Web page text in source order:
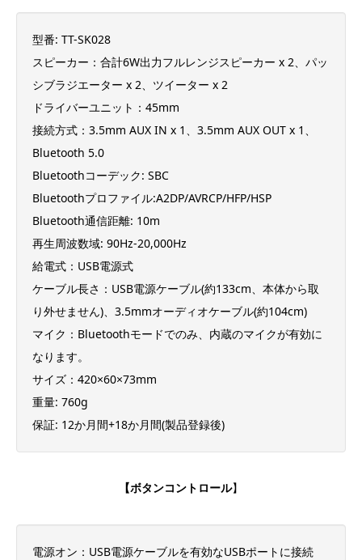
型番: TT-SK028
スピーカー：合計6W出力フルレンジスピーカー x 2、パッ
シブラジエーター x 2、ツイーター x 2
ドライバーユニット：45mm
接続方式：3.5mm AUX IN x 1、3.5mm AUX OUT x 1、
Bluetooth 5.0
Bluetoothコーデック: SBC
Bluetoothプロファイル:A2DP/AVRCP/HFP/HSP
Bluetooth通信距離: 10m
再生周波数域: 90Hz-20,000Hz
給電式：USB電源式
ケーブル長さ：USB電源ケーブル(約133cm、本体から取
り外せません)、3.5mmオーディオケーブル(約104cm)
マイク：Bluetoothモードでのみ、内蔵のマイクが有効に
なります。
サイズ：420×60×73mm
重量: 760g
保証: 12か月間+18か月間(製品登録後)
【ボタンコントロール】
電源オン：USB電源ケーブルを有効なUSBポートに接続